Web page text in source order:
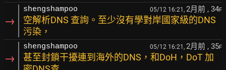
→
shengshampoo 05/12 16:21, 2月前 , 34F
空解析DNS 查詢。至少沒有學對岸國家級的DNS
污染，
→
shengshampoo 05/12 16:21, 2月前 , 35F
甚至封鎖干擾連到海外的DNS，和DoH，DoT 加